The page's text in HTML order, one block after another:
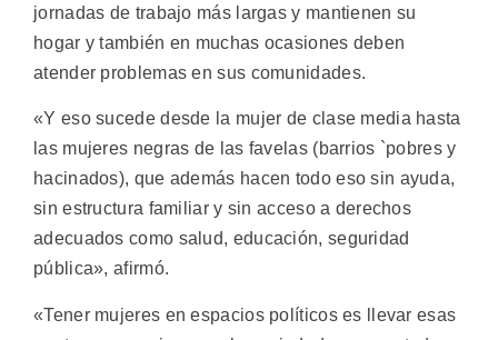
jornadas de trabajo más largas y mantienen su
hogar y también en muchas ocasiones deben
atender problemas en sus comunidades.
«Y eso sucede desde la mujer de clase media hasta
las mujeres negras de las favelas (barrios `pobres y
hacinados), que además hacen todo eso sin ayuda,
sin estructura familiar y sin acceso a derechos
adecuados como salud, educación, seguridad
pública», afirmó.
«Tener mujeres en espacios políticos es llevar esas